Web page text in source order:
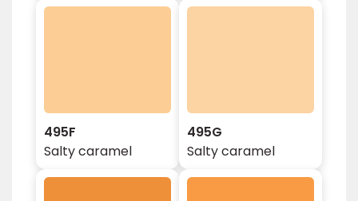
495F
Salty caramel
495G
Salty caramel